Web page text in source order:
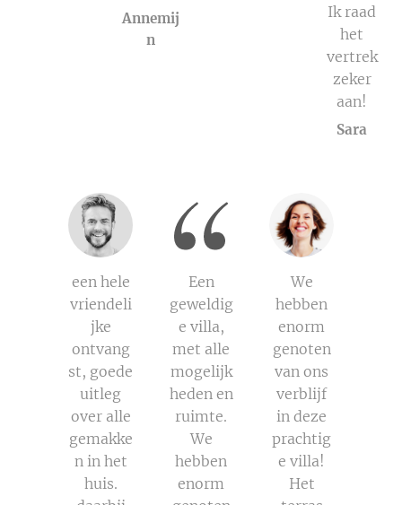
Annemij
n
Ik raad
het
vertrek
zeker
aan!
Sara
een hele
vriendeli
jke
ontvang
st, goede
uitleg
over alle
gemakke
n in het
huis.
Een
geweldig
e villa,
met alle
mogelijk
heden en
ruimte.
We
hebben
enorm
We
hebben
enorm
genoten
van ons
verblijf
in deze
prachtig
e villa!
Het